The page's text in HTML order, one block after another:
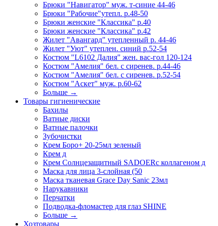
Брюки "Навигатор" муж. т-синие 44-46
Брюки "Рабочие"утепл. р.48-50
Брюки женские "Классика" р.40
Брюки женские "Классика" р.42
Жилет "Авангард" утепленный р. 44-46
Жилет "Уют" утеплен. синий р.52-54
Костюм "L6102 Далия" жен. вас-гол 120-124
Костюм "Амелия" бел. с сиренев. р.44-46
Костюм "Амелия" бел. с сиренев. р.52-54
Костюм "Аскет" муж. р.60-62
Больше →
Товары гигиенические
Бахилы
Ватные диски
Ватные палочки
Зубочистки
Крем Боро+ 20-25мл зеленый
Крем д
Крем Солнцезащитный SADOERс коллагеном д
Маска для лица 3-слойная (50
Маска тканевая Grace Day Sanic 23мл
Нарукавники
Перчатки
Подводка-фломастер для глаз SHINE
Больше →
Хозтовары